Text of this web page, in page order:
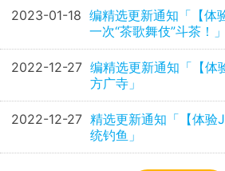
2023-01-18 编精选更新通知「【体
一次“茶歌舞伎”斗茶！」
2022-12-27 编精选更新通知「【体
方广寺」
2022-12-27 精选更新通知「【体验
统钓鱼」